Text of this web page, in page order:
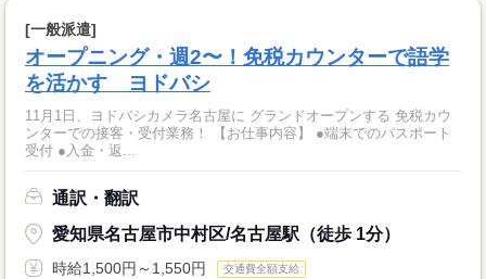
[一般派遣]
オープニング・週2〜！免税カウンターで語学
を活かす ヨドバシ
11月1日、ヨドバシカメラ名古屋に グランドオープンする 免税カウ
ンターでの接客・受付業務！ 【お仕事内容】 ●端末でのパスポート
受付 ●入金・返...
通訳・翻訳
愛知県名古屋市中村区/名古屋駅（徒歩 1分）
時給1,500円～1,550円 交通費全額支給